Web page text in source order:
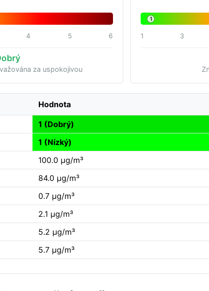
4 5 6
za uspokojivou
1
1 3
Hodnota
1 (Dobrý)
1 (Nízký)
100.0 µg/m³
84.0 µg/m³
0.7 µg/m³
2.1 µg/m³
5.2 µg/m³
5.7 µg/m³